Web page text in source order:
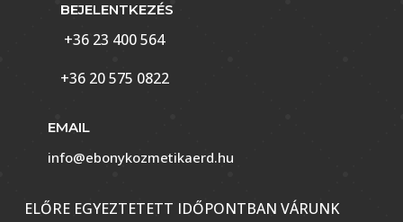
BEJELENTKEZÉS
+36 23 400 564
+36 20 575 0822
EMAIL
info@ebonykozmetikaerd.hu
ELŐRE EGYEZTETETT IDŐPONTBAN VÁRUNK